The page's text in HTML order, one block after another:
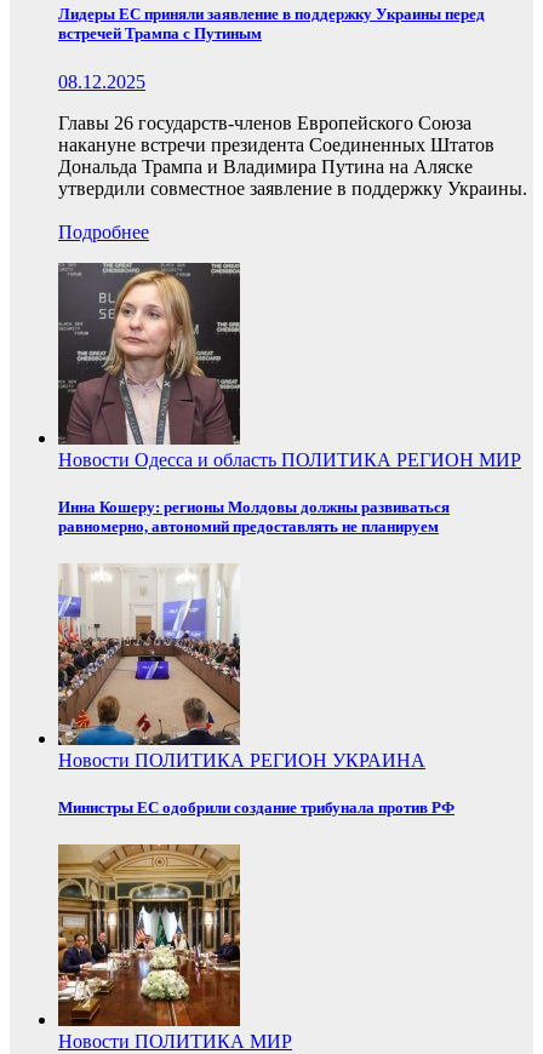
Лидеры ЕС приняли заявление в поддержку Украины перед
встречей Трампа с Путиным
08.12.2025
Главы 26 государств-членов Европейского Союза
накануне встречи президента Соединенных Штатов
Дональда Трампа и Владимира Путина на Аляске
утвердили совместное заявление в поддержку Украины.
Подробнее
Новости Одесса и область ПОЛИТИКА РЕГИОН МИР
Инна Кошеру: регионы Молдовы должны развиваться
равномерно, автономий предоставлять не планируем
Новости ПОЛИТИКА РЕГИОН УКРАИНА
Министры ЕС одобрили создание трибунала против РФ
Новости ПОЛИТИКА МИР